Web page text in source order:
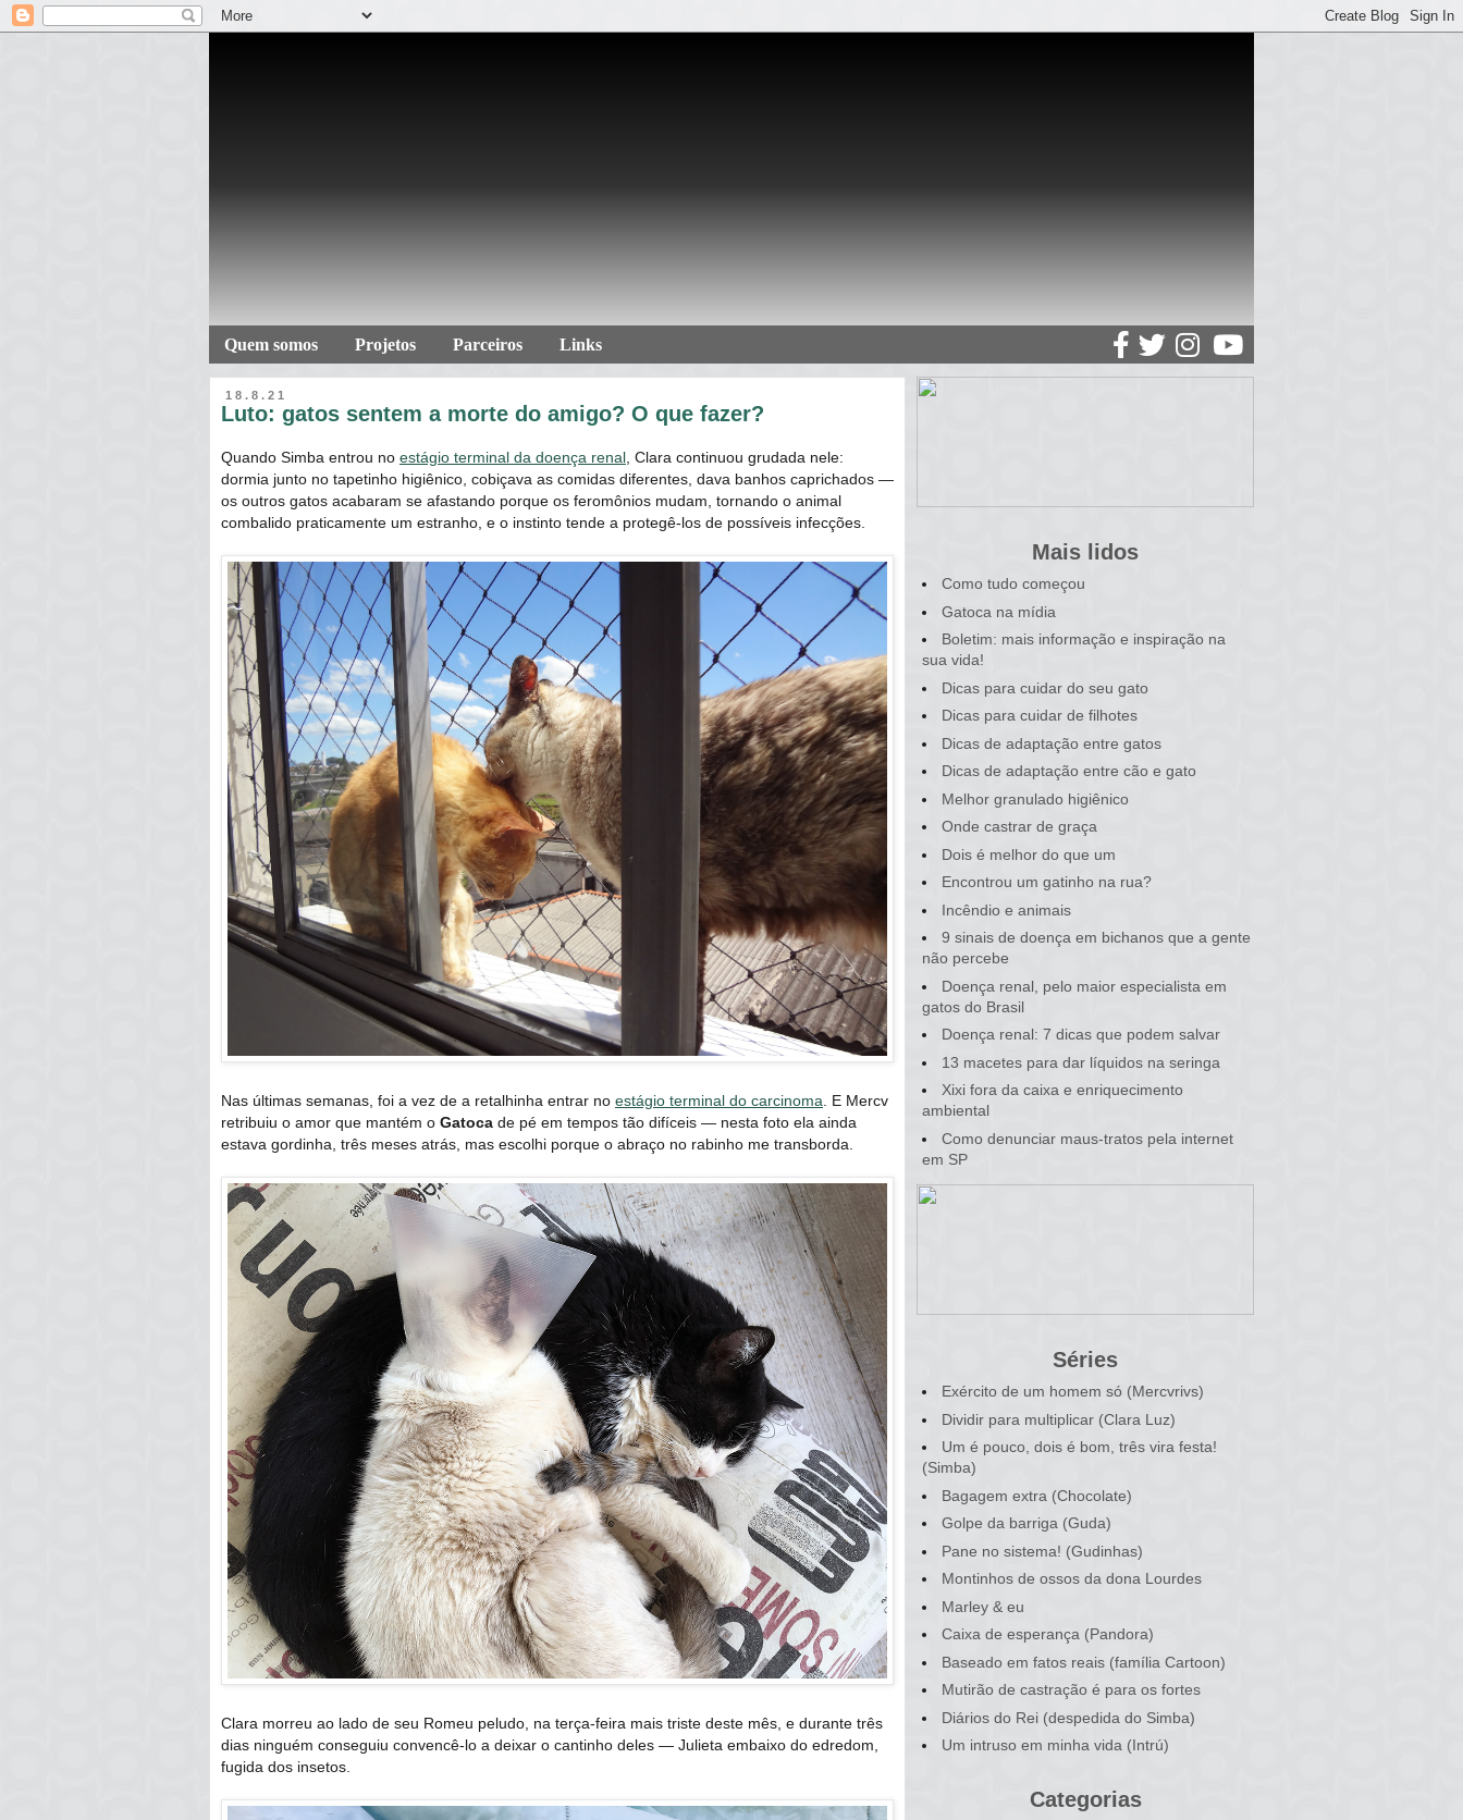
Quem somos Projetos Parceiros Links
18.8.21
Luto: gatos sentem a morte do amigo? O que fazer?
Quando Simba entrou no estágio terminal da doença renal , Clara continuou grudada nele:
dormia junto no tapetinho higiênico, cobiçava as comidas diferentes, dava banhos caprichados —
os outros gatos acabaram se afastando porque os feromônios mudam, tornando o animal
combalido praticamente um estranho, e o instinto tende a protegê-los de possíveis infecções.
Nas últimas semanas, foi a vez de a retalhinha entrar no estágio terminal do carcinoma . E Mercv
retribuiu o amor que mantém o Gatoca de pé em tempos tão difíceis — nesta foto ela ainda
estava gordinha, três meses atrás, mas escolhi porque o abraço no rabinho me transborda.
Clara morreu ao lado de seu Romeu peludo, na terça-feira mais triste deste mês, e durante três
dias ninguém conseguiu convencê-lo a deixar o cantinho deles — Julieta embaixo do edredom,
fugida dos insetos.
Mais lidos
Como tudo começou
Gatoca na mídia
Boletim: mais informação e inspiração na
sua vida!
Dicas para cuidar do seu gato
Dicas para cuidar de filhotes
Dicas de adaptação entre gatos
Dicas de adaptação entre cão e gato
Melhor granulado higiênico
Onde castrar de graça
Dois é melhor do que um
Encontrou um gatinho na rua?
Incêndio e animais
9 sinais de doença em bichanos que a gente
não percebe
Doença renal, pelo maior especialista em
gatos do Brasil
Doença renal: 7 dicas que podem salvar
13 macetes para dar líquidos na seringa
Xixi fora da caixa e enriquecimento
ambiental
Como denunciar maus-tratos pela internet
em SP
Séries
Exército de um homem só (Mercvrivs)
Dividir para multiplicar (Clara Luz)
Um é pouco, dois é bom, três vira festa!
(Simba)
Bagagem extra (Chocolate)
Golpe da barriga (Guda)
Pane no sistema! (Gudinhas)
Montinhos de ossos da dona Lourdes
Marley & eu
Caixa de esperança (Pandora)
Baseado em fatos reais (família Cartoon)
Mutirão de castração é para os fortes
Diários do Rei (despedida do Simba)
Um intruso em minha vida (Intrú)
Categorias